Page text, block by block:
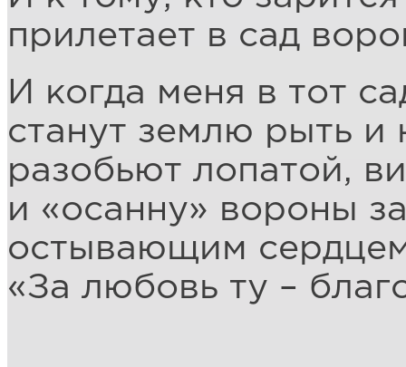
прилетает в сад
И когда меня в тот
станут землю рыть и
разобьют лопатой,
и «осанну» вороны
остывающим
«За любовь ту –